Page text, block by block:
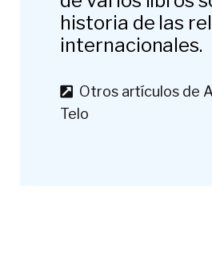
historia de las
internacionales.
Otros artículos de
Telo